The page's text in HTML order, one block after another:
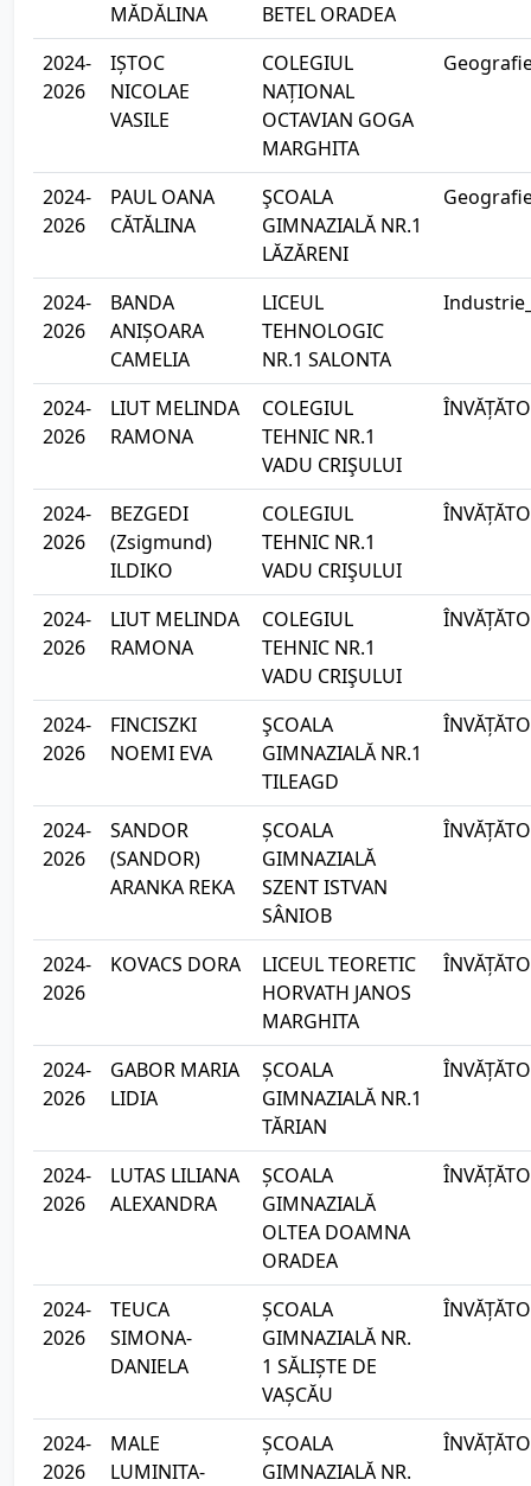
MĂDĂLINA
BETEL ORADEA
2024-
2026
IȘTOC
NICOLAE
VASILE
COLEGIUL
NAȚIONAL
OCTAVIAN GOGA
MARGHITA
2024-
2026
PAUL OANA
CĂTĂLINA
ŞCOALA
GIMNAZIALĂ NR.1
LĂZĂRENI
2024-
2026
BANDA
ANIȘOARA
CAMELIA
LICEUL
TEHNOLOGIC
NR.1 SALONTA
2024-
2026
LIUT MELINDA
RAMONA
COLEGIUL
TEHNIC NR.1
VADU CRIŞULUI
2024-
2026
BEZGEDI
(Zsigmund)
ILDIKO
COLEGIUL
TEHNIC NR.1
VADU CRIŞULUI
2024-
2026
LIUT MELINDA
RAMONA
COLEGIUL
TEHNIC NR.1
VADU CRIŞULUI
2024-
2026
FINCISZKI
NOEMI EVA
ŞCOALA
GIMNAZIALĂ NR.1
TILEAGD
2024-
2026
SANDOR
(SANDOR)
ARANKA REKA
ȘCOALA
GIMNAZIALĂ
SZENT ISTVAN
SÂNIOB
2024-
2026
KOVACS DORA
LICEUL TEORETIC
HORVATH JANOS
MARGHITA
2024-
2026
GABOR MARIA
LIDIA
ȘCOALA
GIMNAZIALĂ NR.1
TĂRIAN
2024-
2026
LUTAS LILIANA
ALEXANDRA
ȘCOALA
GIMNAZIALĂ
OLTEA DOAMNA
ORADEA
2024-
2026
TEUCA
SIMONA-
DANIELA
ȘCOALA
GIMNAZIALĂ NR.
1 SĂLIȘTE DE
VAȘCĂU
2024-
2026
MALE
LUMINITA-
ȘCOALA
GIMNAZIALĂ NR.